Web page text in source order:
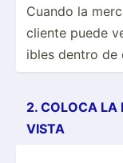
Cuando la
cliente puede
ibles dentro de
2. COLOCA LA
VISTA